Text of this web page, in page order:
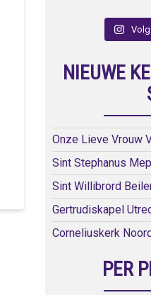
NIEUWE
Onze Lieve Vrouw
Sint Stephanus
Sint Willibrord
Gertrudiskapel
Corneliuskerk
PER